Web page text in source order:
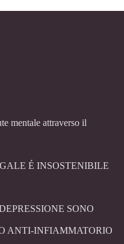
mentale attraverso il
É INSOSTENIBILE
SONO
ANTI-INFIAMMATORIO